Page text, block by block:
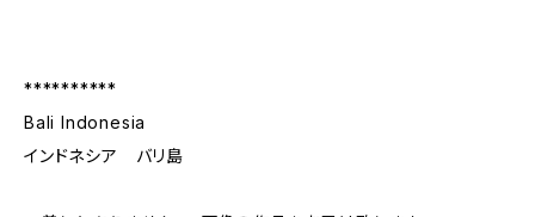
**********
Bali Indonesia
インドネシア バリ島